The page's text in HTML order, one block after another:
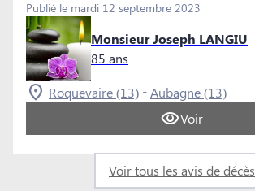
Publié le mardi 12 septembre 2023
Monsieur Joseph LANGIU
85 ans
Roquevaire (13) -Aubagne (13)
Voir
Voir tous les avis de décès